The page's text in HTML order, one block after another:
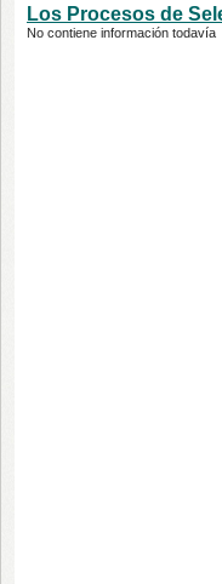
Los Procesos de
No contiene información todavía